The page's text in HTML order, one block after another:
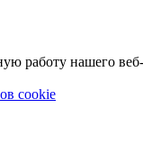
работу нашего веб-
cookie